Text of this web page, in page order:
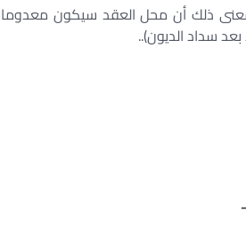
فمعنى ذلك أن محل العقد سيكون معدوما
سداد الديون)..